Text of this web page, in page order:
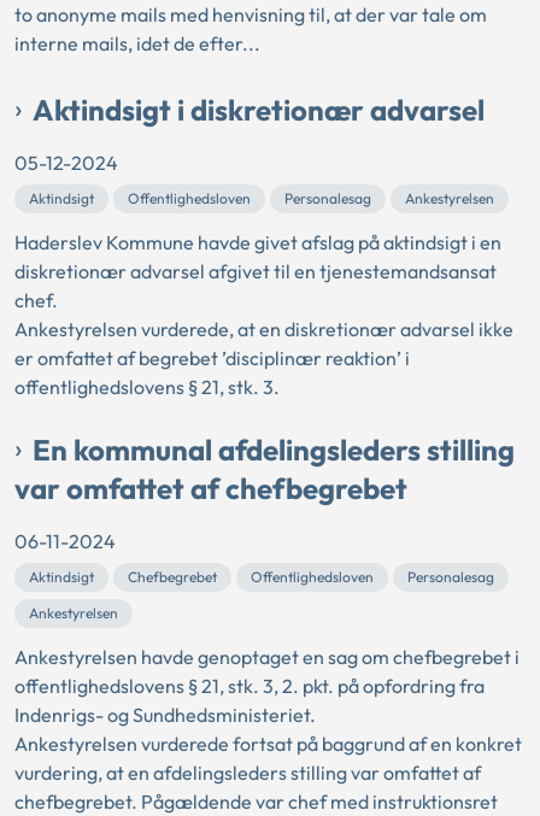
to anonyme mails med henvisning til, at der var tale om
interne mails, idet de efter...
Aktindsigt i diskretionær advarsel
05-12-2024
Aktindsigt Offentlighedsloven Personalesag Ankestyrelsen
Haderslev Kommune havde givet afslag på aktindsigt i en
diskretionær advarsel afgivet til en tjenestemandsansat
chef.
Ankestyrelsen vurderede, at en diskretionær advarsel ikke
er omfattet af begrebet ’disciplinær reaktion’ i
offentlighedslovens § 21, stk. 3.
En kommunal afdelingsleders stilling
var omfattet af chefbegrebet
06-11-2024
Aktindsigt Chefbegrebet Offentlighedsloven
Personalesag
Ankestyrelsen
Ankestyrelsen havde genoptaget en sag om chefbegrebet i
offentlighedslovens § 21, stk. 3, 2. pkt. på opfordring fra
Indenrigs- og Sundhedsministeriet.
Ankestyrelsen vurderede fortsat på baggrund af en konkret
vurdering, at en afdelingsleders stilling var omfattet af
chefbegrebet. Pågældende var chef med instruktionsret